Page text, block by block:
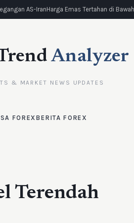
AS-IranHarga Emas Tertahan di Bawah
Analyzer
& MARKET NEWS UPDATES
FOREXBERITA FOREX
Terendah